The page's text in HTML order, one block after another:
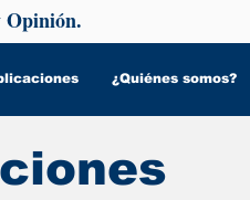
¿Quiénes somos?
Opinión.